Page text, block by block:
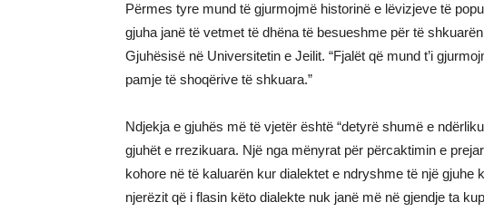
Përmes tyre mund të gjurmojmë historinë e lëvizjeve të
gjuha janë të vetmet të dhëna të besueshme për të
Gjuhësisë në Universitetin e Jeilit. “Fjalët që mund t’i
pamje të shoqërive të shkuara.”
Ndjekja e gjuhës më të vjetër është “detyrë shumë e
gjuhët e rrezikuara. Një nga mënyrat për përcaktimin e
kohore në të kaluarën kur dialektet e ndryshme të një gjuhe
njerëzit që i flasin këto dialekte nuk janë më në gjendje ta